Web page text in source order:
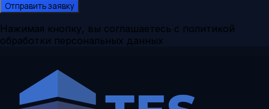
Отправить заявку
Нажимая кнопку, вы соглашаетесь с политикой
обработки персональных данных